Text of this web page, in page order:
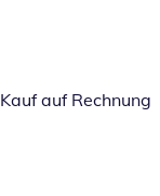
Kauf auf Rechnung